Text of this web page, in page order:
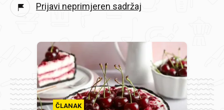
Prijavi neprimjeren sadržaj
ČLANAK